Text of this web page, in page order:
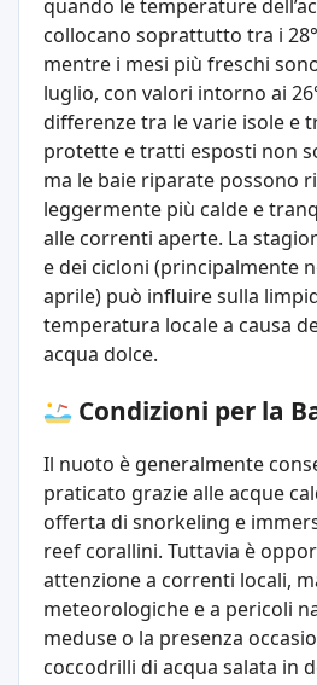
quando le temperature
collocano soprattutto tra i
mentre i mesi più freschi
luglio, con valori intorno ai
differenze tra le varie isole e
protette e tratti esposti non
ma le baie riparate possono
leggermente più calde e
alle correnti aperte. La
e dei cicloni (principalmente
aprile) può influire sulla
temperatura locale a causa
acqua dolce.
Condizioni per la
Il nuoto è generalmente
praticato grazie alle acque
offerta di snorkeling e
reef corallini. Tuttavia è
attenzione a correnti locali,
meteorologiche e a pericoli
meduse o la presenza
coccodrilli di acqua salata in